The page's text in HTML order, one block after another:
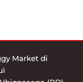
Market di